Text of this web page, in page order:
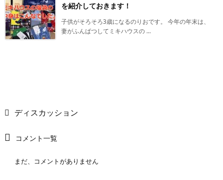
を紹介しておきます！
子供がそろそろ3歳になるのりおです。 今年の年末は、
妻がふんぱつしてミキハウスの ...
ディスカッション
コメント一覧
まだ、コメントがありません